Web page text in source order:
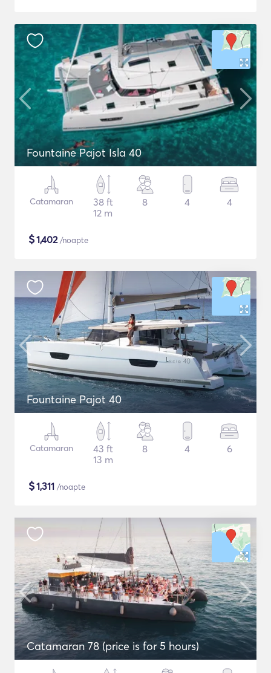
Fountaine Pajot Isla 40
Catamaran
38 ft
12 m
8 4 4
$1,402/noapte
Fountaine Pajot 40
Catamaran
43 ft
13 m
8 4 6
$1,311 /noapte
Catamaran 78 (price is for 5 hours)